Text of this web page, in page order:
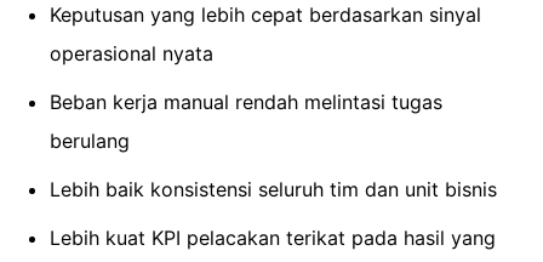
Keputusan yang lebih cepat berdasarkan sinyal
operasional nyata
Beban kerja manual rendah melintasi tugas
berulang
Lebih baik konsistensi seluruh tim dan unit bisnis
Lebih kuat KPI pelacakan terikat pada hasil yang